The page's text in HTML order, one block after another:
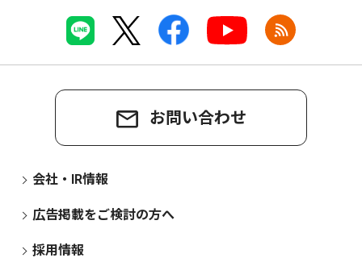
お問い合わせ
会社・IR情報
広告掲載をご検討の方へ
採用情報